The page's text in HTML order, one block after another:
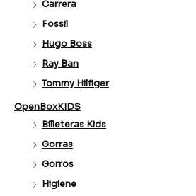
Carrera
Fossil
Hugo Boss
Ray Ban
Tommy Hilfiger
OpenBoxKIDS
Billeteras Kids
Gorras
Gorros
Higiene